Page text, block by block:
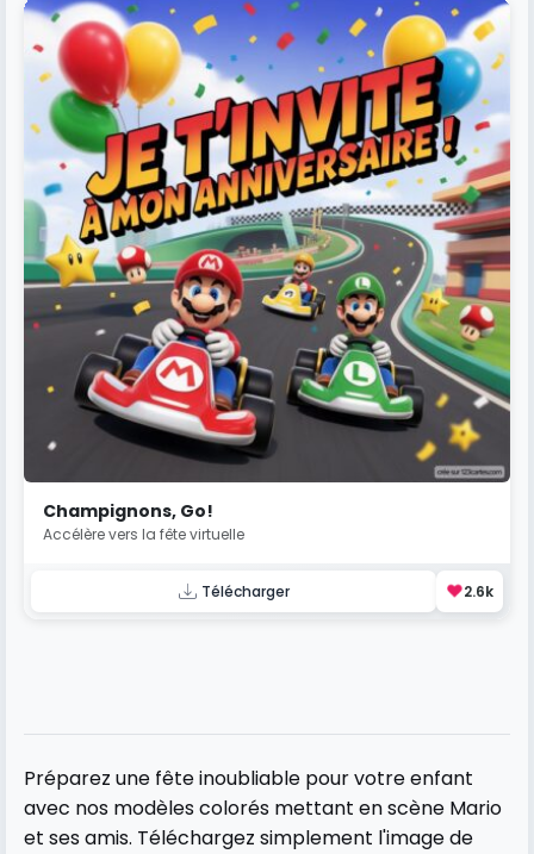
Champignons, Go!
Accélère vers la fête virtuelle
Télécharger ❤️2.6k
Préparez une fête inoubliable pour votre enfant
avec nos modèles colorés mettant en scène Mario
et ses amis. Téléchargez simplement l'image de